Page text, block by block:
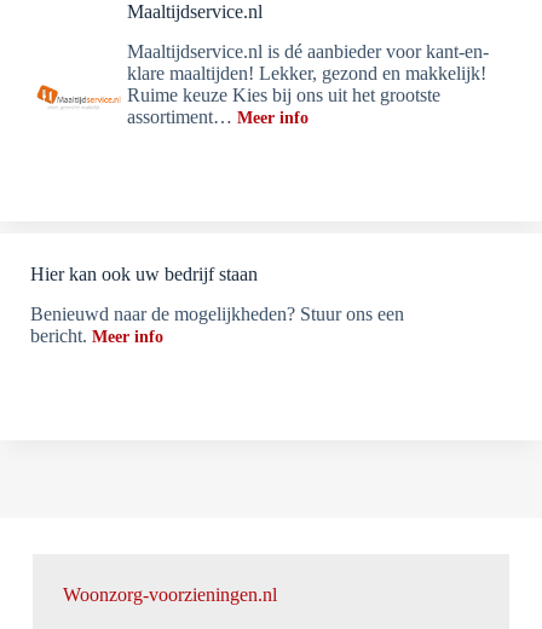
Maaltijdservice.nl
Maaltijdservice.nl is dé aanbieder voor kant-en-
klare maaltijden! Lekker, gezond en makkelijk!
Ruime keuze Kies bij ons uit het grootste
assortiment… Meer info
Hier kan ook uw bedrijf staan
Benieuwd naar de mogelijkheden? Stuur ons een
bericht. Meer info
Woonzorg-voorzieningen.nl